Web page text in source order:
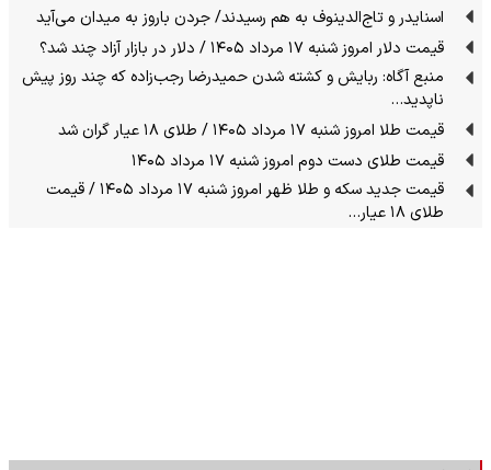
اسنایدر و تاج‌الدینوف به هم رسیدند/ جردن باروز به میدان می‌آید
قیمت دلار امروز شنبه ۱۷ مرداد ۱۴۰۵ / دلار در بازار آزاد چند شد؟
منبع آگاه: ربایش و کشته شدن حمیدرضا رجب‌زاده که چند روز پیش
ناپدید…
قیمت طلا امروز شنبه ۱۷ مرداد ۱۴۰۵ / طلای ۱۸ عیار گران شد
قیمت طلای دست دوم امروز شنبه ۱۷ مرداد ۱۴۰۵
قیمت جدید سکه و طلا ظهر امروز شنبه ۱۷ مرداد ۱۴۰۵ / قیمت
طلای ۱۸ عیار…